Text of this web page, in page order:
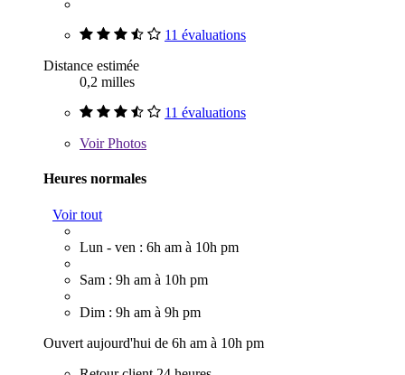
11 évaluations
Distance estimée
0,2 milles
11 évaluations
VoirPhotos
Heures normales
Voir tout
Lun - ven : 6h am à 10h pm
Sam : 9h am à 10h pm
Dim : 9h am à 9h pm
Ouvert aujourd'hui de 6h am à 10h pm